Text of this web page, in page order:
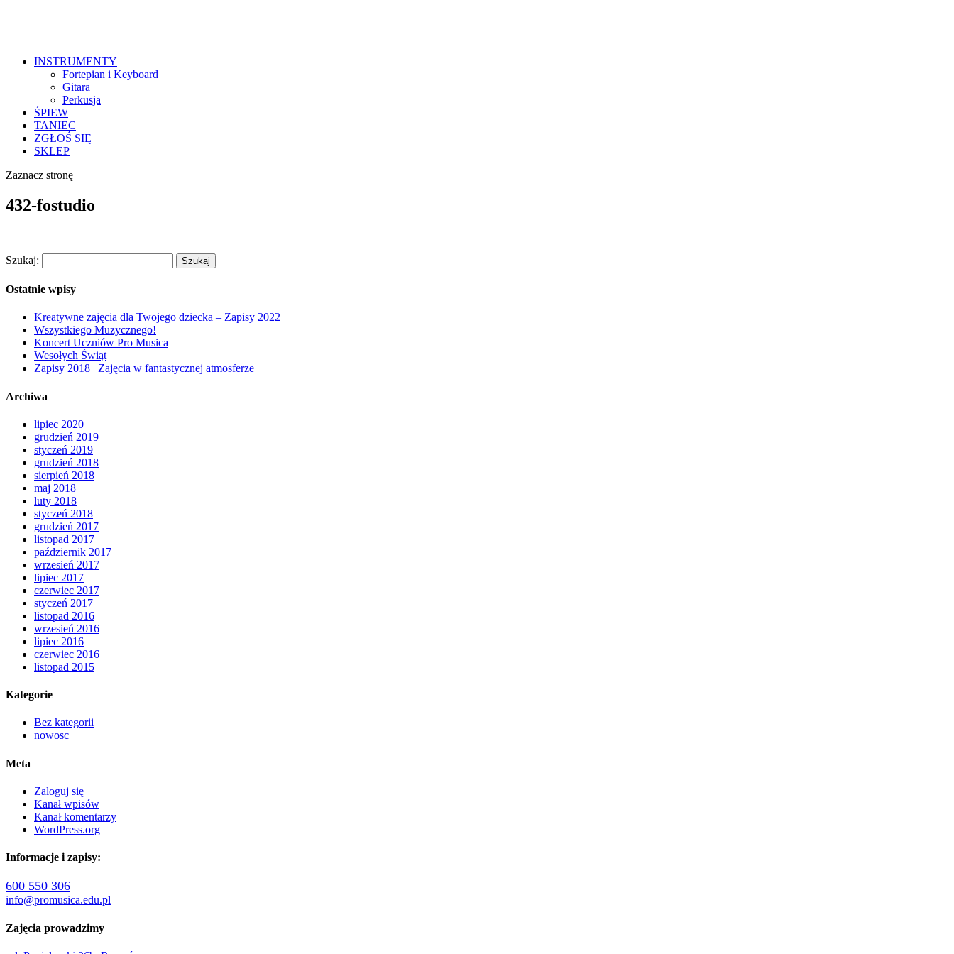
INSTRUMENTY
Fortepian i Keyboard
Gitara
Perkusja
ŚPIEW
TANIEC
ZGŁOŚ SIĘ
SKLEP
Zaznacz stronę
432-fostudio
Szukaj:
Ostatnie wpisy
Kreatywne zajęcia dla Twojego dziecka – Zapisy 2022
Wszystkiego Muzycznego!
Koncert Uczniów Pro Musica
Wesołych Świąt
Zapisy 2018 | Zajęcia w fantastycznej atmosferze
Archiwa
lipiec 2020
grudzień 2019
styczeń 2019
grudzień 2018
sierpień 2018
maj 2018
luty 2018
styczeń 2018
grudzień 2017
listopad 2017
październik 2017
wrzesień 2017
lipiec 2017
czerwiec 2017
styczeń 2017
listopad 2016
wrzesień 2016
lipiec 2016
czerwiec 2016
listopad 2015
Kategorie
Bez kategorii
nowosc
Meta
Zaloguj się
Kanał wpisów
Kanał komentarzy
WordPress.org
Informacje i zapisy:
600 550 306
info@promusica.edu.pl
Zajęcia prowadzimy